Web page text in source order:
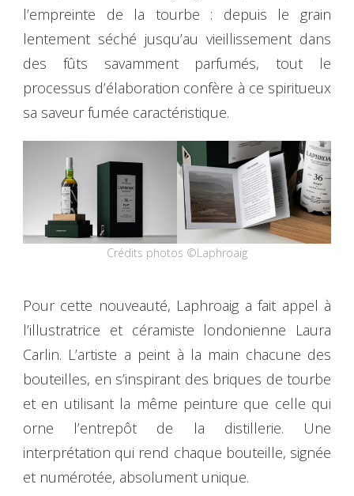
l’empreinte de la tourbe : depuis le grain
lentement séché jusqu’au vieillissement dans
des fûts savamment parfumés, tout le
processus d’élaboration confère à ce spiritueux
sa saveur fumée caractéristique.
Crédits photos ©Laphroaig
Pour cette nouveauté, Laphroaig a fait appel à
l’illustratrice et céramiste londonienne Laura
Carlin. L’artiste a peint à la main chacune des
bouteilles, en s’inspirant des briques de tourbe
et en utilisant la même peinture que celle qui
orne l’entrepôt de la distillerie. Une
interprétation qui rend chaque bouteille, signée
et numérotée, absolument unique.